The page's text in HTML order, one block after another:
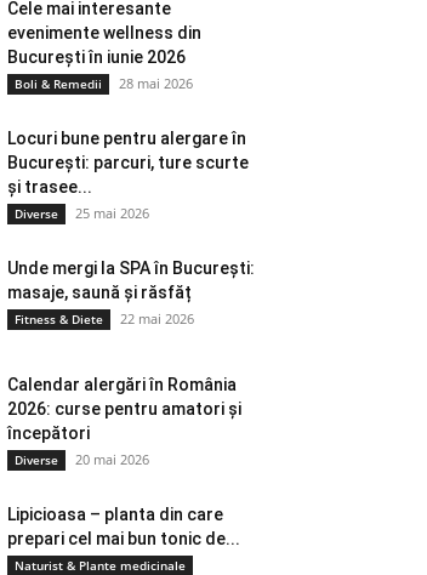
Cele mai interesante
evenimente wellness din
București în iunie 2026
Boli & Remedii 28 mai 2026
Locuri bune pentru alergare în
București: parcuri, ture scurte
și trasee...
Diverse 25 mai 2026
Unde mergi la SPA în București:
masaje, saună și răsfăț
Fitness & Diete 22 mai 2026
Calendar alergări în România
2026: curse pentru amatori și
începători
Diverse 20 mai 2026
Lipicioasa – planta din care
prepari cel mai bun tonic de...
Naturist & Plante medicinale